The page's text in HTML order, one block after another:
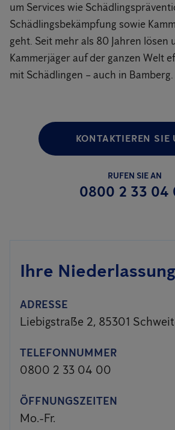
um Services wie
Schädlingsbekämpfung sowie
geht. Seit mehr als 80 Jahren lösen
Kammerjäger auf der ganzen Welt
mit Schädlingen – auch in Bamberg.
KONTAKTIEREN SIE
RUFEN SIE AN
0800 2 33 04
Ihre Niederlassung
ADRESSE
Liebigstraße 2, 85301
TELEFONNUMMER
0800 2 33 04 00
ÖFFNUNGSZEITEN
Mo.-Fr.